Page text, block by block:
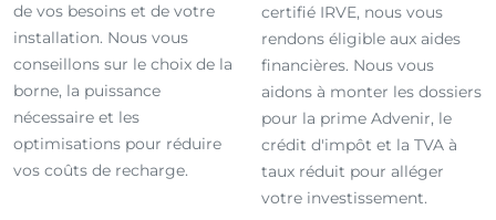
de vos besoins et de votre
installation. Nous vous
conseillons sur le choix de la
borne, la puissance
nécessaire et les
optimisations pour réduire
vos coûts de recharge.
certifié IRVE, nous vous
rendons éligible aux aides
financières. Nous vous
aidons à monter les dossiers
pour la prime Advenir, le
crédit d'impôt et la TVA à
taux réduit pour alléger
votre investissement.